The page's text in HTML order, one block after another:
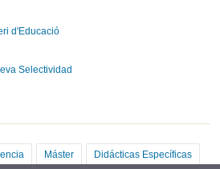
d'Educació
Selectividad
Máster Didácticas Específicas